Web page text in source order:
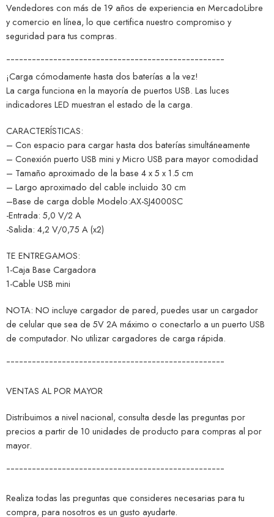
Vendedores con más de 19 años de experiencia en MercadoLibre
y comercio en línea, lo que certifica nuestro compromiso y
seguridad para tus compras.
¯¯¯¯¯¯¯¯¯¯¯¯¯¯¯¯¯¯¯¯¯¯¯¯¯¯¯¯¯¯¯¯¯¯¯¯¯¯¯¯¯¯¯¯¯¯¯¯¯¯¯
¡Carga cómodamente hasta dos baterías a la vez!
La carga funciona en la mayoría de puertos USB. Las luces
indicadores LED muestran el estado de la carga.
CARACTERÍSTICAS:
– Con espacio para cargar hasta dos baterías simultáneamente
– Conexión puerto USB mini y Micro USB para mayor comodidad
– Tamaño aproximado de la base 4 x 5 x 1.5 cm
– Largo aproximado del cable incluido 30 cm
–Base de carga doble Modelo:AX-SJ4000SC
-Entrada: 5,0 V/2 A
-Salida: 4,2 V/0,75 A (x2)
TE ENTREGAMOS:
1-Caja Base Cargadora
1-Cable USB mini
NOTA: NO incluye cargador de pared, puedes usar un cargador
de celular que sea de 5V 2A máximo o conectarlo a un puerto USB
de computador. No utilizar cargadores de carga rápida.
¯¯¯¯¯¯¯¯¯¯¯¯¯¯¯¯¯¯¯¯¯¯¯¯¯¯¯¯¯¯¯¯¯¯¯¯¯¯¯¯¯¯¯¯¯¯¯¯¯¯¯
VENTAS AL POR MAYOR
Distribuimos a nivel nacional, consulta desde las preguntas por
precios a partir de 10 unidades de producto para compras al por
mayor.
¯¯¯¯¯¯¯¯¯¯¯¯¯¯¯¯¯¯¯¯¯¯¯¯¯¯¯¯¯¯¯¯¯¯¯¯¯¯¯¯¯¯¯¯¯¯¯¯¯¯¯
Realiza todas las preguntas que consideres necesarias para tu
compra, para nosotros es un gusto ayudarte.